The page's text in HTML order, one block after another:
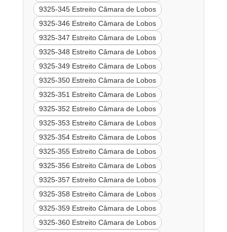
9325-345 Estreito Câmara de Lobos
9325-346 Estreito Câmara de Lobos
9325-347 Estreito Câmara de Lobos
9325-348 Estreito Câmara de Lobos
9325-349 Estreito Câmara de Lobos
9325-350 Estreito Câmara de Lobos
9325-351 Estreito Câmara de Lobos
9325-352 Estreito Câmara de Lobos
9325-353 Estreito Câmara de Lobos
9325-354 Estreito Câmara de Lobos
9325-355 Estreito Câmara de Lobos
9325-356 Estreito Câmara de Lobos
9325-357 Estreito Câmara de Lobos
9325-358 Estreito Câmara de Lobos
9325-359 Estreito Câmara de Lobos
9325-360 Estreito Câmara de Lobos